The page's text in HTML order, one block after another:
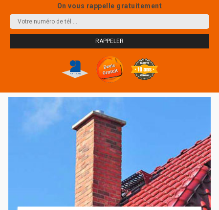
On vous rappelle gratuitement